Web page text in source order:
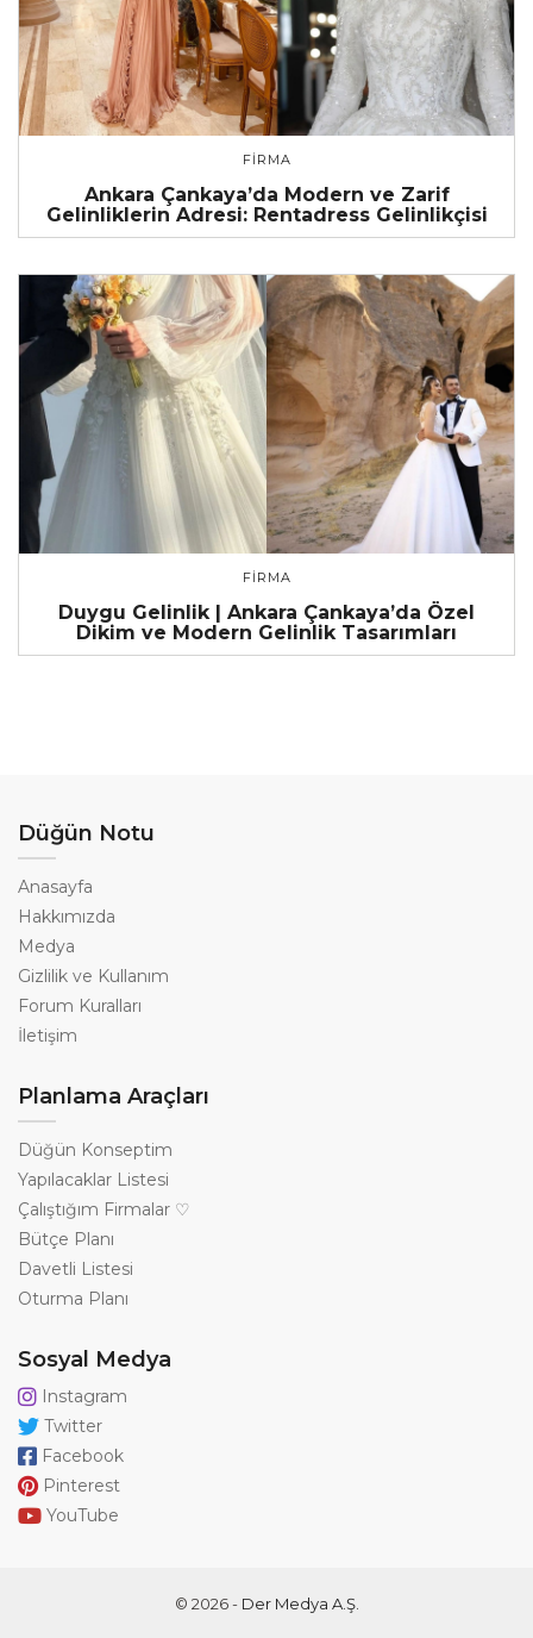
FIRMA
Ankara Çankaya’da Modern ve Zarif
Gelinliklerin Adresi: Rentadress Gelinlikçisi
FIRMA
Duygu Gelinlik | Ankara Çankaya’da Özel
Dikim ve Modern Gelinlik Tasarımları
Düğün Notu
Anasayfa
Hakkımızda
Medya
Gizlilik ve Kullanım
Forum Kuralları
İletişim
Planlama Araçları
Düğün Konseptim
Yapılacaklar Listesi
Çalıştığım Firmalar ♡
Bütçe Planı
Davetli Listesi
Oturma Planı
Sosyal Medya
Instagram
Twitter
Facebook
Pinterest
YouTube
© 2026 - Der Medya A.Ş.